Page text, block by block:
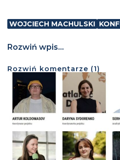
WOJCIECH MACHULSKI
Rozwiń wpis...
Rozwiń komentarze (1)